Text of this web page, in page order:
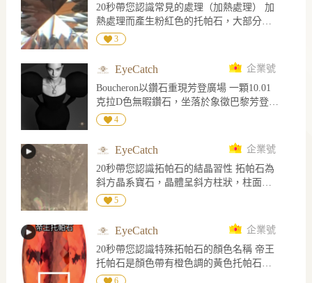
20秒帶您認識常見的處理（加熱處理） 加
熱處理而產生粉紅色的托帕石，大部分的
粉紅托帕石是將含有鉻的黃色和褐色托帕
了黃色而留下鉻致色的殘留粉紅色
3
EyeCatch
企業號
Boucheron以鑽石重現芳登廣場 一顆10.01
克拉D色無暇鑽石，坐落於象徵巴黎芳登廣
場的八角形輪廓中央。Boucheron在2026年
Boucheron Prénom : Frédéric」中，推出焦
點作品「The Address」，將芳登廣場26號
這個改寫品牌歷史的地址，凝縮為一件可
轉換佩戴的鑽石項鍊。 作品由創意總監
Claire Choisne重新演繹品牌典藏設計，以
鑲嵌長階梯形與圓形鑽石，營造如「鏡中
邊，呈現鮮明幾何線條與裝飾藝術風格。
八角形吊墜取材自俯瞰芳登廣場的建築輪
4
EyeCatch
企業號
20秒帶您認識拓帕石的結晶習性 拓帕石為
斜方晶系寶石，晶體呈斜方柱狀，柱面上
有平行C軸的生長紋，橫截面為菱形，內部
理可見平滑的解理面
5
EyeCatch
企業號
20秒帶您認識特殊拓帕石的顏色名稱 帝王
托帕石是顏色帶有橙色調的黃色托帕石，
天空藍的顏色是淡藍色，瑞士藍是鮮艷的
6